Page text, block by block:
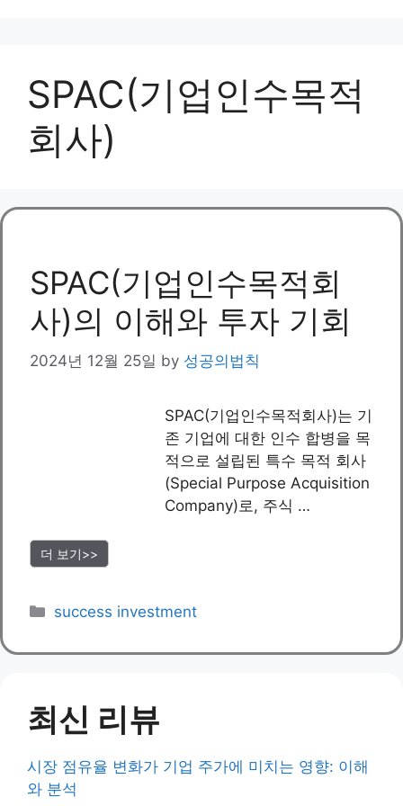
SPAC(기업인수목적
회사)
SPAC(기업인수목적회
사)의 이해와 투자 기회
2024년 12월 25일 by 성공의법칙
SPAC(기업인수목적회사)는 기
존 기업에 대한 인수 합병을 목
적으로 설립된 특수 목적 회사
(Special Purpose Acquisition
Company)로, 주식 …
더 보기>>
Categories
success investment
최신 리뷰
시장 점유율 변화가 기업 주가에 미치는 영향: 이해
와 분석